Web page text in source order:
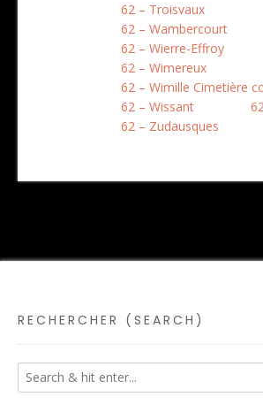
62 – Troisvaux
62 – Wambercourt
62 – Wierre-Effroy
62 – Wimereux
62 – Wimille Cimetière
62 – Wissant
62 – Zudausques
RECHERCHER (SEARCH)